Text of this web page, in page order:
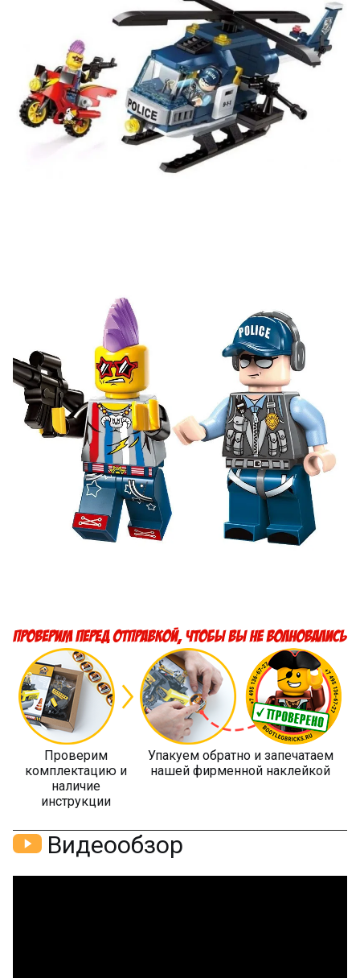
Проверим
комплектацию и
наличие
инструкции
Упакуем обратно и запечатаем
нашей фирменной наклейкой
Видеообзор